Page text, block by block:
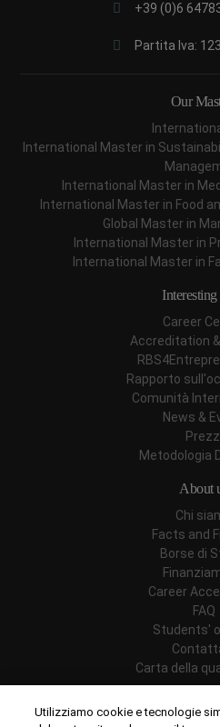
+39 (0)6
Partita Iva:
Our
International Master in
International Master in
International Master in Food
Global Master in
International Master in
International Master in
Career
Accreditation
Rapporto
Comunità
News &
Metodologia
About
Chi
Facts and
Borse di
Career
FAQ
Students'
Carta della
Utilizziamo cookie e tecnologie